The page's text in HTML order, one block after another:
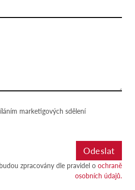
marketigových sdělení
zpracovány dle pravidel o ochraně
osobních údajů.